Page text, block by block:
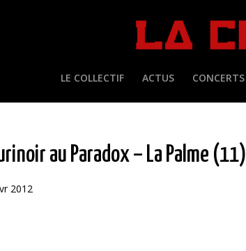
LE COLLECTIF ACTUS CONCERTS
au Paradox – La Palme (11)
2012